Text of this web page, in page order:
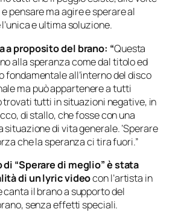
pensare ma agire e sperare al
e ultima soluzione.
a proposito del brano: “Questa
alla speranza come dal titolo ed
fondamentale all’interno del disco
ma può appartenere a tutti
trovati tutti in situazioni negative, in
di stallo, che fosse con una
situazione di vita generale. ‘Sperare
che la speranza ci tira fuori.”
“Sperare di meglio” è stata
di un lyric videocon l’artista in
canta il brano a supporto del
senza effetti speciali.